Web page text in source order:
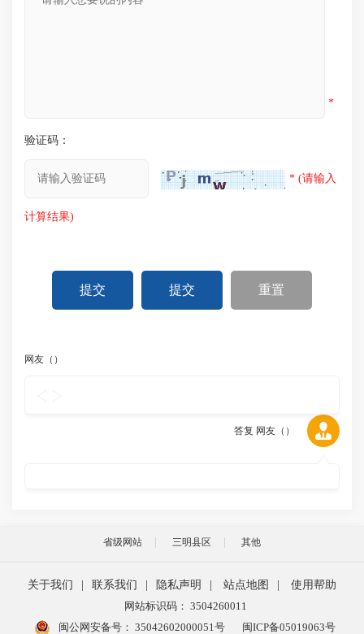
*
验证码：
* (请输入
计算结果)
提交 提交 重置
网友（ ）
答复 网友（ ）
省级网站 三明县区 其他
关于我们 联系我们 隐私声明 站点地图
使用帮助
网站标识码： 3504260011
闽公网安备号： 35042602000051号 闽ICP备05019063号